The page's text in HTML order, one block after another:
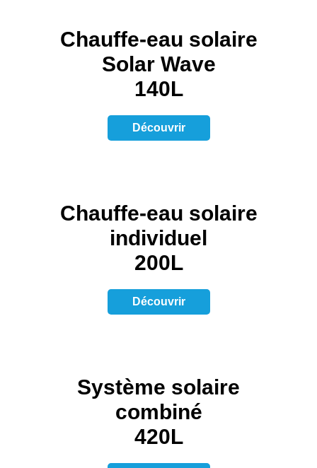
Chauffe-eau solaire
Solar Wave
140L
Découvrir
Chauffe-eau solaire
individuel
200L
Découvrir
Système solaire
combiné
420L